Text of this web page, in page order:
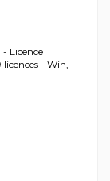
Licence
- Win,